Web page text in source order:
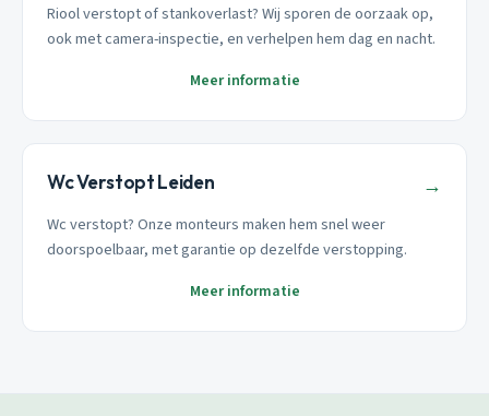
Riool verstopt of stankoverlast? Wij sporen de oorzaak op,
ook met camera-inspectie, en verhelpen hem dag en nacht.
Meer informatie
Wc Verstopt Leiden →
Wc verstopt? Onze monteurs maken hem snel weer
doorspoelbaar, met garantie op dezelfde verstopping.
Meer informatie